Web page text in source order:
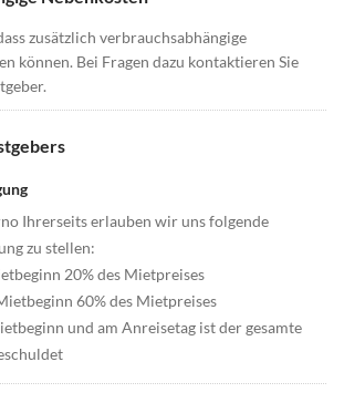
zusätzlich verbrauchsabhängige
können. Bei Fragen dazu kontaktieren Sie
Ihrerseits erlauben wir uns folgende
zu stellen:
20% des Mietpreises
60% des Mietpreises
und am Anreisetag ist der gesamte